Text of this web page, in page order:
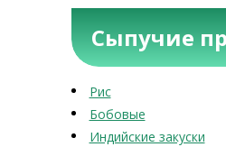
Сыпучие
Рис
Бобовые
Индийские закуски